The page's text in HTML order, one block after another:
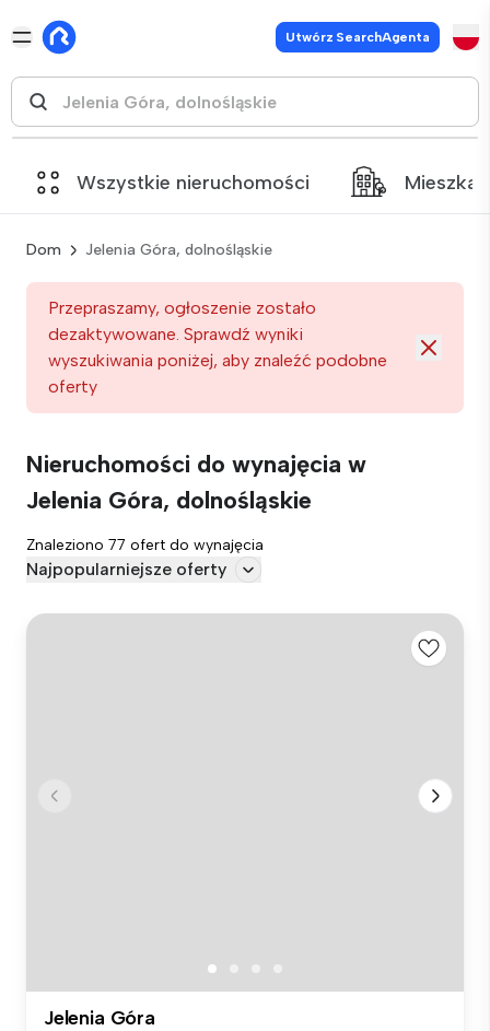
Utwórz SearchAgenta
Wszystkie nieruchomości
Dom Jelenia Góra, dolnośląskie
Przepraszamy, ogłoszenie zostało
dezaktywowane. Sprawdź wyniki
wyszukiwania poniżej, aby znaleźć podobne
oferty
Nieruchomości do wynajęcia w
Jelenia Góra, dolnośląskie
Znaleziono 77 ofert do wynajęcia
Najpopularniejsze oferty
Jelenia Góra